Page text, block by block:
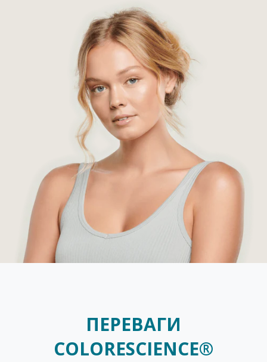
ПЕРЕВАГИ
COLORESCIENCE®